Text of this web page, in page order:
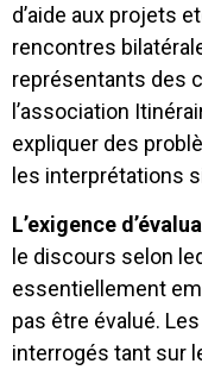
d’aide aux projets
rencontres
représentants des
l’association
expliquer des
les interprétations
L’exigence
le discours selon
essentiellement
pas être évalué.
interrogés tant sur